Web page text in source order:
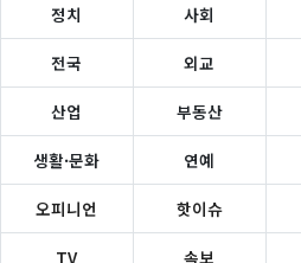
정치 사회
전국 외교
산업 부동산
생활·문화 연예
오피니언 핫이슈
TV 속보